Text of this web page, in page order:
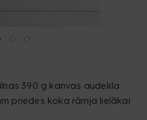
390 g kanvas audekla.
priedes koka rāmja lielākai